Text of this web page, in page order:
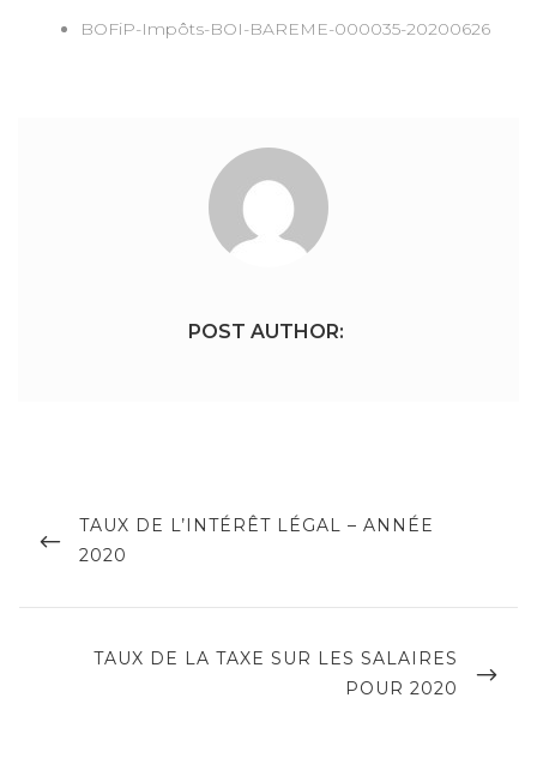
BOFiP-Impôts-BOI-BAREME-000035-20200626
POST AUTHOR:
l’article
PREVIOUS
POST
TAUX DE L’INTÉRÊT LÉGAL – ANNÉE
2020
NEXT
TAUX DE LA TAXE SUR LES SALAIRES
POUR 2020